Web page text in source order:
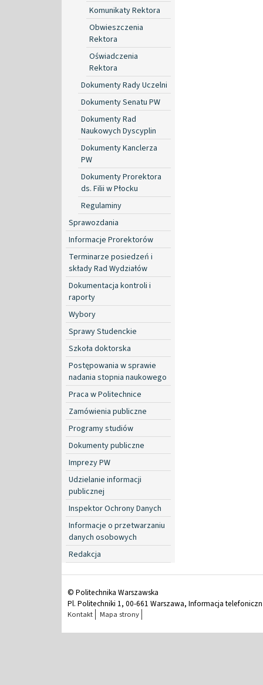
Komunikaty Rektora
Obwieszczenia
Rektora
Oświadczenia
Rektora
Dokumenty Rady Uczelni
Dokumenty Senatu PW
Dokumenty Rad
Naukowych Dyscyplin
Dokumenty Kanclerza
PW
Dokumenty Prorektora
ds. Filii w Płocku
Regulaminy
Sprawozdania
Informacje Prorektorów
Terminarze posiedzeń i
składy Rad Wydziałów
Dokumentacja kontroli i
raporty
Wybory
Sprawy Studenckie
Szkoła doktorska
Postępowania w sprawie
nadania stopnia naukowego
Praca w Politechnice
Zamówienia publiczne
Programy studiów
Dokumenty publiczne
Imprezy PW
Udzielanie informacji
publicznej
Inspektor Ochrony Danych
Informacje o przetwarzaniu
danych osobowych
Redakcja
© Politechnika Warszawska
Pl. Politechniki 1, 00-661 Warszawa, Informacja
Kontakt Mapa strony